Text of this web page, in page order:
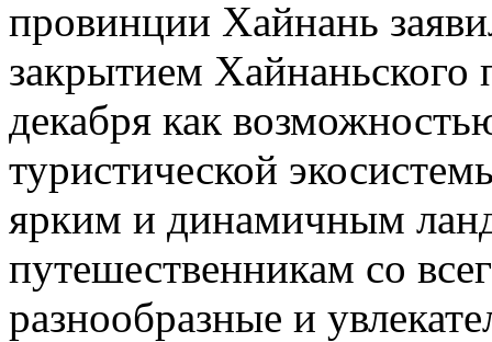
провинции Хайнань
закрытием Хайнаньского
декабря как
туристической
ярким и динамичным
путешественникам со
разнообразные и